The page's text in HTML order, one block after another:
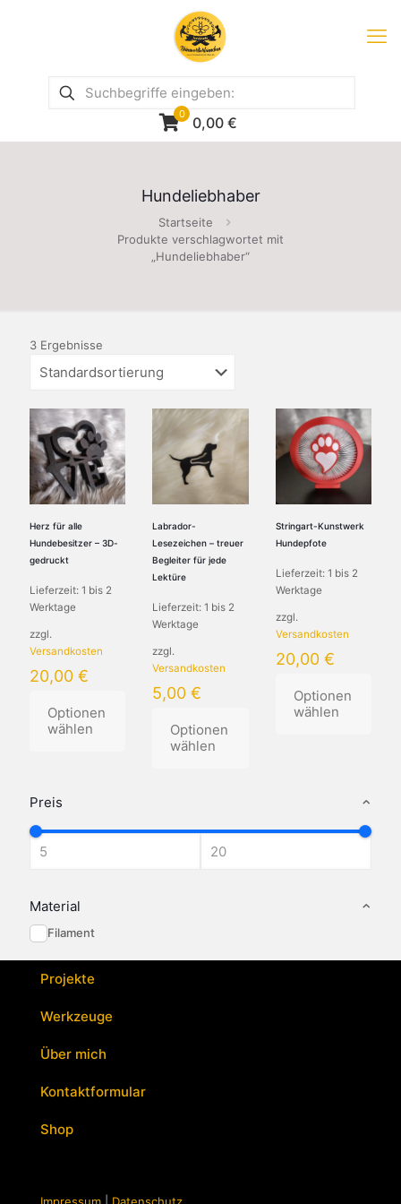
0 0,00 €
Hundeliebhaber
Startseite
Produkte verschlagwortet mit
„Hundeliebhaber“
Preis
Material
Filament
3 Ergebnisse
Herz für alle
Hundebesitzer – 3D-
gedruckt
Lieferzeit: 1 bis 2
Werktage
zzgl.
Versandkosten
20,00 €
Optionen
wählen
Labrador-
Lesezeichen – treuer
Begleiter für jede
Lektüre
Lieferzeit:1 bis 2
Werktage
zzgl.
Versandkosten
5,00€
Optionen
wählen
Stringart-Kunstwerk
Hundepfote
Lieferzeit: 1 bis 2
Werktage
zzgl.
Versandkosten
20,00 €
Optionen
wählen
Projekte
Werkzeuge
Über mich
Kontaktformular
Shop
Impressum Datenschutz